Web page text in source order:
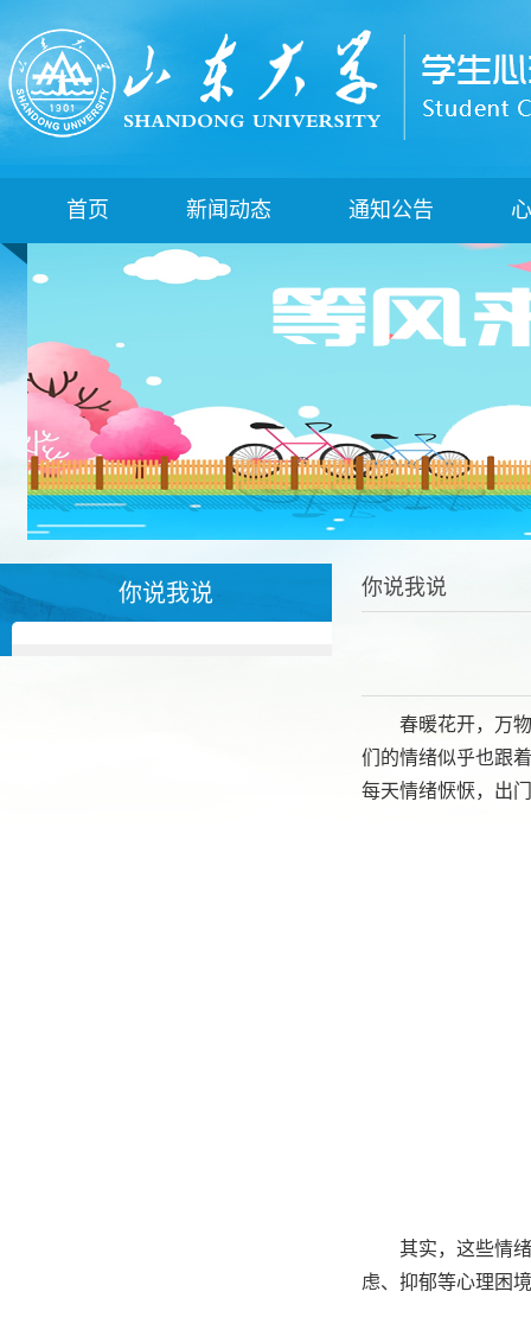
首页 新闻动态 通知公告
你说我说 你说我说
春暖花开，万
们的情绪似乎也跟
每天情绪恹恹，出
其实，这些情
虑、抑郁等心理困